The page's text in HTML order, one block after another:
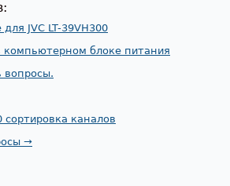
JVC LT-39VH300
блоке питания
вопросы.
сортировка каналов
→